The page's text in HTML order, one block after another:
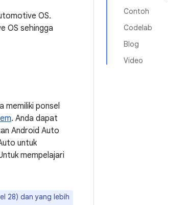
Contoh
Codelab
Blog
Video
OS.
OS sehingga
memiliki ponsel
. Anda dapat
Android Auto
untuk
mempelajari
28) dan yang lebih